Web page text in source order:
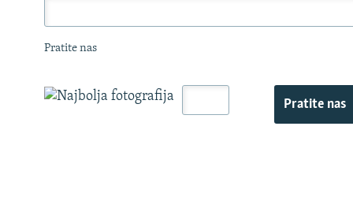
Pratite nas
Pratite nas